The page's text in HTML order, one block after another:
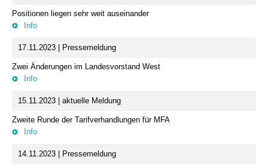
Positionen liegen sehr weit auseinander
Info
17.11.2023 | Pressemeldung
Zwei Änderungen im Landesvorstand West
Info
15.11.2023 | aktuelle Meldung
Zweite Runde der Tarifverhandlungen für MFA
Info
14.11.2023 | Pressemeldung